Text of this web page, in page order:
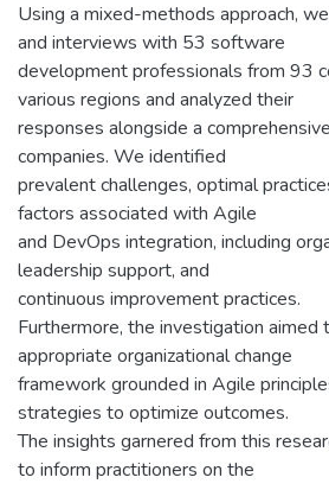
Using a mixed-methods approach,
and interviews with 53 software
development professionals from 93
various regions and analyzed their
responses alongside a
companies. We identified
prevalent challenges, optimal
factors associated with Agile
and DevOps integration, including
leadership support, and
continuous improvement practices.
Furthermore, the investigation aimed
appropriate organizational change
framework grounded in Agile
strategies to optimize outcomes.
The insights garnered from this
to inform practitioners on the